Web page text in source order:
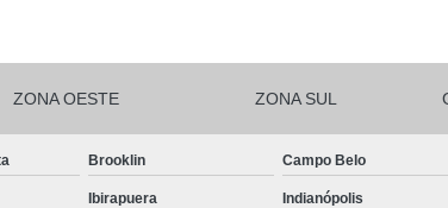
Salgadinhos de
Salgadinhos Festa Infantil Sacomã
Salgadinhos
Salgadinhos para
ZONA OESTE ZONA SUL
Brooklin Campo Belo
Ibirapuera Indianópolis